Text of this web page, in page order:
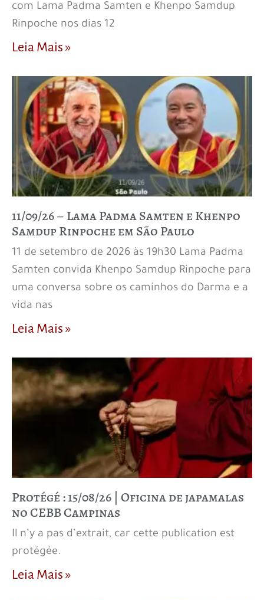
com Lama Padma Samten e Khenpo Samdup
Rinpoche nos dias 12
Leia Mais »
11/09/26 – Lama Padma Samten e Khenpo
Samdup Rinpoche em São Paulo
11 de setembro de 2026 às 19h30 Lama Padma
Samten convida Khenpo Samdup Rinpoche para
uma conversa sobre os caminhos do Darma e a
vida nas
Leia Mais »
Protégé : 15/08/26 | Oficina de japamalas
no CEBB Campinas
Il n’y a pas d’extrait, car cette publication est
protégée.
Leia Mais »